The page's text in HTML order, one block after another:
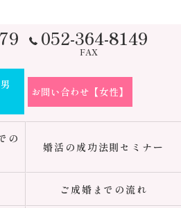
052-364-8149
FAX
お問い合わせ【女性】
の
婚活の成功法則セミナー
ご成婚までの流れ